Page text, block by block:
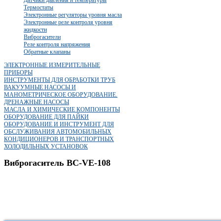
Термостаты
Электронные регуляторы уровня масла
Электронные реле контроля уровня
жидкости
Виброгасители
Реле контроля напряжения
Обратные клапаны
ЭЛЕКТРОННЫЕ ИЗМЕРИТЕЛЬНЫЕ
ПРИБОРЫ
ИНСТРУМЕНТЫ ДЛЯ ОБРАБОТКИ ТРУБ
ВАКУУМНЫЕ НАСОСЫ И
МАНОМЕТРИЧЕСКОЕ ОБОРУДОВАНИЕ.
ДРЕНАЖНЫЕ НАСОСЫ
МАСЛА И ХИМИЧЕСКИЕ КОМПОНЕНТЫ
ОБОРУДОВАНИЕ ДЛЯ ПАЙКИ
ОБОРУДОВАНИЕ И ИНСТРУМЕНТ ДЛЯ
ОБСЛУЖИВАНИЯ АВТОМОБИЛЬНЫХ
КОНДИЦИОНЕРОВ И ТРАНСПОРТНЫХ
ХОЛОДИЛЬНЫХ УСТАНОВОК
Виброгаситель BC-VE-108